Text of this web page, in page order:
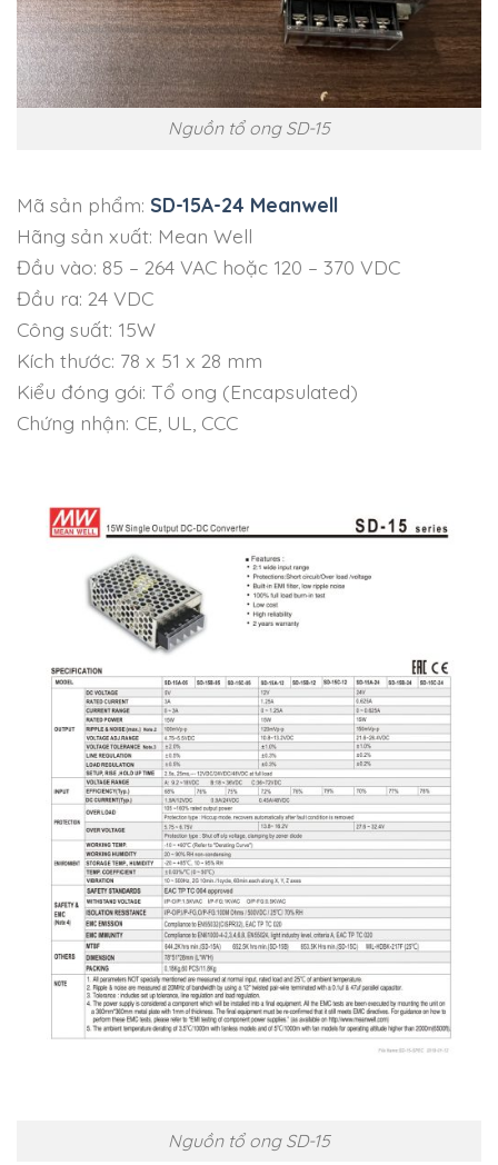
Nguồn tổ ong SD-15
Mã sản phẩm: SD-15A-24 Meanwell
Hãng sản xuất: Mean Well
Đầu vào: 85 – 264 VAC hoặc 120 – 370 VDC
Đầu ra: 24 VDC
Công suất: 15W
Kích thước: 78 x 51 x 28 mm
Kiểu đóng gói: Tổ ong (Encapsulated)
Chứng nhận: CE, UL, CCC
Nguồn tổ ong SD-15